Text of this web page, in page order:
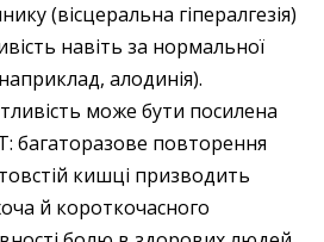
(вісцеральна гіпералгезія)
навіть за нормальної
алодинія).
може бути посилена
багаторазове повторення
кишці призводить
й короткочасного